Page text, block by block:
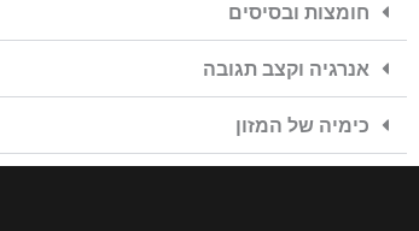
חומצות ובסיסים
אנרגיה וקצב תגובה
כימיה של המזון